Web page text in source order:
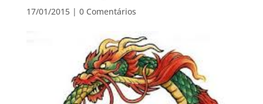
17/01/2015| 0 Comentários